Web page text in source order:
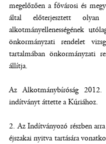
megelőzően a fővárosi és
által előterjesztett olyan
alkotmányellenességének
önkormányzati rendelet
tartalmában önkormányzati
állítja.
Az Alkotmánybíróság
indítványt áttette a Kúriához.
2. Az Indítványozó részben
éjszakai nyitva tartására